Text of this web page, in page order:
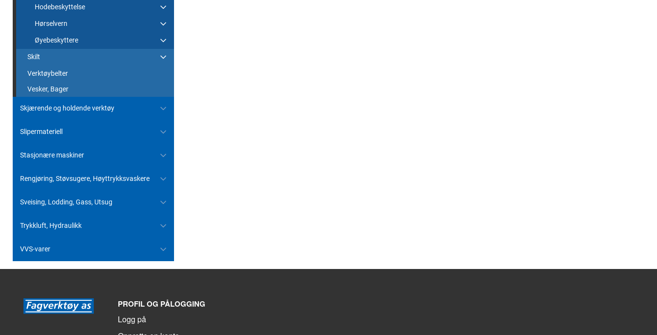
Hodebeskyttelse
Hørselvern
Øyebeskyttere
Skilt
Verktøybelter
Vesker, Bager
Skjærende og holdende verktøy
Slipermateriell
Stasjonære maskiner
Rengjøring, Støvsugere, Høyttrykksvaskere
Sveising, Lodding, Gass, Utsug
Trykkluft, Hydraulikk
VVS-varer
PROFIL OG PÅLOGGING
Logg på